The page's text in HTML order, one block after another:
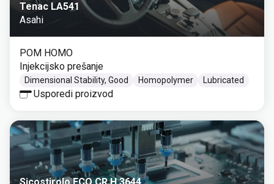
Tenac LA541
Asahi
POM HOMO
Injekcijsko prešanje
Dimensional Stability, Good Homopolymer Lubricated
Usporedi proizvod